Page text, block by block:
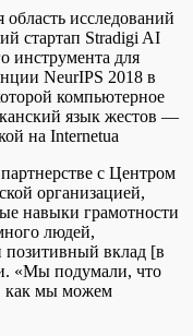
исследований
стартап Stradigi AI
инструмента для
NeurIPS 2018 в
компьютерное
язык жестов —
на Internetua
с Центром
организацией,
навыки грамотности
людей,
вклад [в
«Мы подумали, что
как мы можем